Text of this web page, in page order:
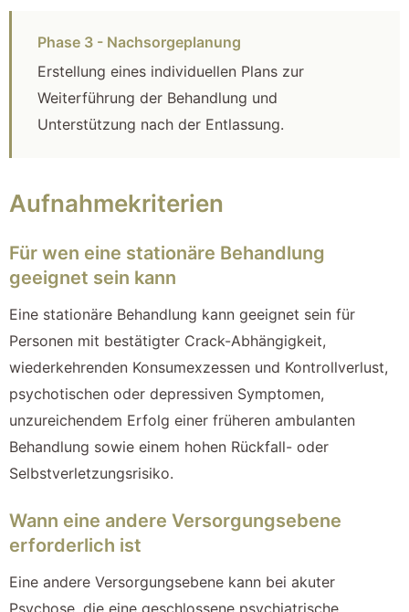
Phase 3 - Nachsorgeplanung
Erstellung eines individuellen Plans zur
Weiterführung der Behandlung und
Unterstützung nach der Entlassung.
Aufnahmekriterien
Für wen eine stationäre Behandlung
geeignet sein kann
Eine stationäre Behandlung kann geeignet sein für
Personen mit bestätigter Crack-Abhängigkeit,
wiederkehrenden Konsumexzessen und Kontrollverlust,
psychotischen oder depressiven Symptomen,
unzureichendem Erfolg einer früheren ambulanten
Behandlung sowie einem hohen Rückfall- oder
Selbstverletzungsrisiko.
Wann eine andere Versorgungsebene
erforderlich ist
Eine andere Versorgungsebene kann bei akuter
Psychose, die eine geschlossene psychiatrische